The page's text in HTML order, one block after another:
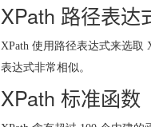
XPath 路径表达
XPath 使用路径表达式来选取
表达式非常相似。
XPath 标准函数